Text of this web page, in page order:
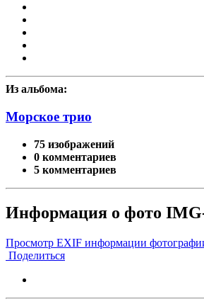
Из альбома:
Морское трио
75 изображений
0 комментариев
5 комментариев
Информация о фото
Просмотр EXIF информации
Поделиться